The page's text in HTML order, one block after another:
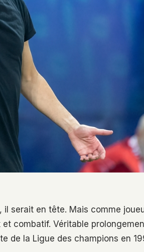
il serait en tête. Mais comme
combatif. Véritable
de la Ligue des champions en